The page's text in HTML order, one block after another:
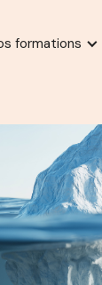
formations